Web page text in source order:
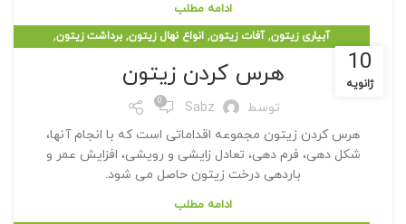
ادامه مطلب
10
ژانویه
آبیاری زیتون,آفات زیتون, انواع نهال زیتون, برداشت زیتون,
هرس کردن زیتون
توسط Sabz
0
هرس کردن زیتون مجموعه اقداماتی است که با انجام آنها،
شکل دهی، فرم دهی، تعادل زایشی و رویشی، افزایش عمر و
باردهی درخت زیتون حاصل می شود.
ادامه مطلب